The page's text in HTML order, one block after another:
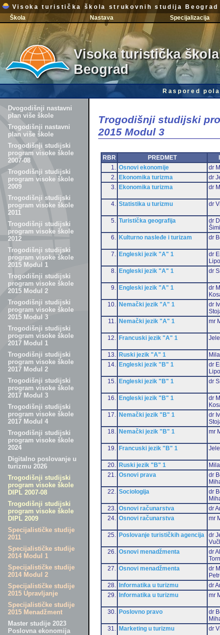
Visoka turistička škola strukovnih studija Beograd
Škola
Nastava Specijalizacija
Visoka turistička
Beograd
Raspored
Dvogodišnji nastavni
plan više škole
Trogodišnji nastavni
plan više škole
Trogodišnji studijski
program visoke škole
2007-08
Trogodišnji studijski
program visoke škole
2009
Trogodišnji studijski
program visoke škole
2011
Trogodišnji studijski
program visoke škole
2012
Trogodišnji studijski
program visoke škole
2015 Modul 1
Trogodišnji studijski
program visoke škole
2015 Modul 2
Trogodišnji studijski
program visoke škole
2015 Modul 3
Trogodišnji studijski
program visoke škole
2017 Modul 1
Trogodišnji studijski
program visoke škole
2017 Modul 2
Trogodišnji studijski
program visoke škole
2017 Modul 3
Trogodišnji studijski
program visoke škole
2017 Modul 4
Trogodišnji studijski
program visoke škole
2024
Digitalno poslovanje u
turizmu 2026
Trogodišnji studijski
program visoke škole
DIPL 2007-08
Trogodišnji studijski
program visoke škole
DIPL 2009
Specijalističke studije
2011
Specijalističke studije
2014 Modul 1
Specijalističke studije
2014 Modul 2
Specijalističke studije
2015 Upravljanje
Specijalističke studije
2015 Menadžment
Master studije 2023
Poslovna ekonomija
Trogodišnji studijski
2015 Modul 3
RBR PREDMET
1.
Osnovi ekonomije
dr
2.
Ekonomika turizma
dr
3.
Ekonomika turizma dr
4. Statistika u turizmu dr
5. Turistička geografija
dr
6.
Kulturno nasleđe i turizam dr
7. Engleski jezik "A" 1
dr
8.
Engleski jezik "A" 1 dr
9. Engleski jezik "A" 1
dr
10.
Nemački jezik "A" 1
dr
11.
Nemački jezik "A" 1 mr
12. Francuski jezik "A" 1
13. Ruski jezik "A" 1
14.
Engleski jezik "B" 1
dr
15.
Engleski jezik "B" 1 dr
16. Engleski jezik "B" 1
dr
17.
Nemački jezik "B" 1
dr
18.
Nemački jezik "B" 1 mr
19. Francuski jezik "B" 1
20. Ruski jezik "B" 1
21.
Osnovi prava
dr
22.
Sociologija
dr
23.
Osnovi računarstva
dr
24.
Osnovi računarstva mr
25. Poslovanje turističkih agencija
dr
26.
Osnovi menadžmenta
dr
27.
Osnovi menadžmenta
dr
28.
Informatika u turizmu
dr
29.
Informatika u turizmu mr
30. Poslovno pravo
dr
31.
Marketing u turizmu dr